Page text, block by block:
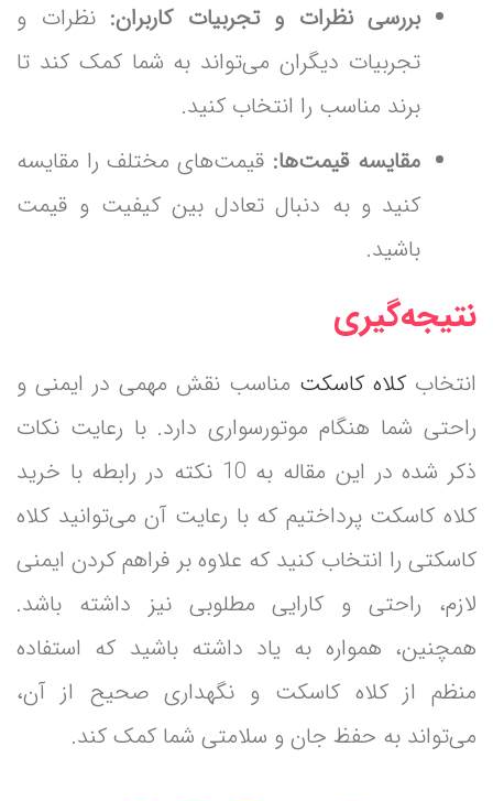
بررسی نظرات و تجربیات کاربران: نظرات و
تجربیات دیگران می‌تواند به شما کمک کند تا
برند مناسب را انتخاب کنید.
مقایسه قیمت‌ها: قیمت‌های مختلف را مقایسه
کنید و به دنبال تعادل بین کیفیت و قیمت
باشید.
نتیجه‌گیری
انتخاب کلاه کاسکت مناسب نقش مهمی در ایمنی و
راحتی شما هنگام موتورسواری دارد. با رعایت نکات
ذکر شده در این مقاله به 10 نکته در رابطه با خرید
کلاه کاسکت پرداختیم که با رعایت آن می‌توانید کلاه
کاسکتی را انتخاب کنید که علاوه بر فراهم کردن ایمنی
لازم، راحتی و کارایی مطلوبی نیز داشته باشد.
همچنین، همواره به یاد داشته باشید که استفاده
منظم از کلاه کاسکت و نگهداری صحیح از آن،
می‌تواند به حفظ جان و سلامتی شما کمک کند.